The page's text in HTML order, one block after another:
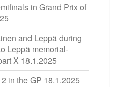
in Grand Prix of
and Leppä during
Leppä memorial-
X 18.1.2025
in the GP 18.1.2025